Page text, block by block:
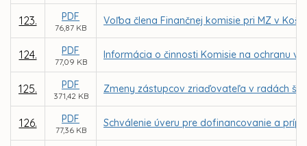
123. PDF
76,87 KB
Voľba člena Finančnej komisie pri MZ v
124. PDF
77,09 KB
Informácia o činnosti Komisie na ochranu
125. PDF
371,42 KB
Zmeny zástupcov zriaďovateľa v radách
126. PDF
77,36 KB
Schválenie úveru pre dofinancovanie a